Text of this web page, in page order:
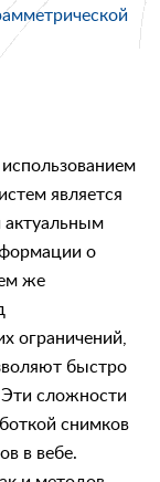
является
о
же
ограничений,
быстро
сложности
снимков
в вебе.